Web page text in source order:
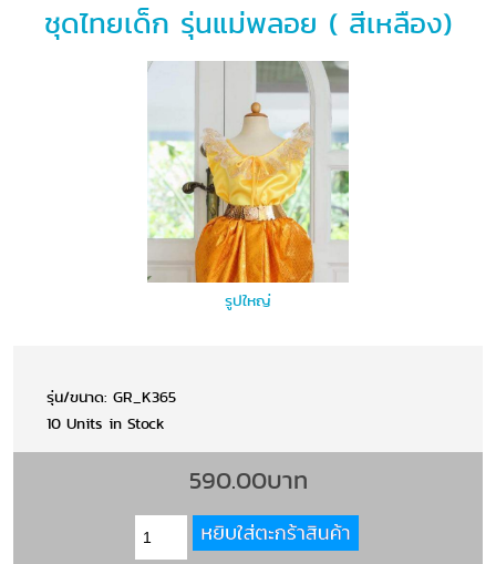
ชุดไทยเด็ก รุ่นแม่พลอย ( สีเหลือง)
รูปใหญ่
รุ่น/ขนาด: GR_K365
10 Units in Stock
590.00บาท